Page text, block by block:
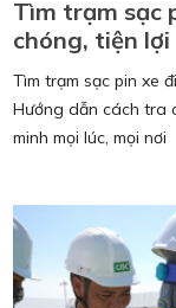
Tìm trạm sạc
chóng, tiện lợi
Tìm trạm sạc pin xe
Hướng dẫn cách tra
minh mọi lúc, mọi nơi